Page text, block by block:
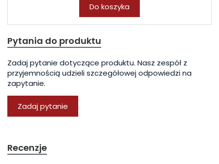
Do koszyka
Pytania do produktu
Zadaj pytanie dotyczące produktu. Nasz zespół z
przyjemnością udzieli szczegółowej odpowiedzi na
zapytanie.
Zadaj pytanie
Recenzje